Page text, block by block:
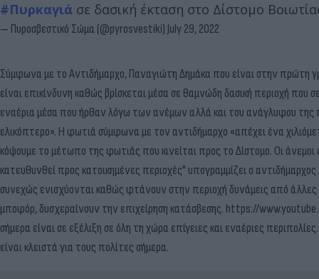
#Πυρκαγιά σε δασική έκταση στο Δίστομο
— Πυροσβεστικό Σώμα (@pyrosvestiki) July 29, 2022
Σύμφωνα με το Αντιδήμαρχο, Παναγιώτη Δημάκα που είναι στην πρώτη
είναι επικίνδυνη καθώς βρίσκεται μέσα σε θαμνώδη δασική περιοχή
εναέρια μέσα που ήρθαν λόγω των ανέμων αλλά και του ανάγλυφου της
ελικόπτερο». Η φωτιά σύμφωνα με τον αντιδήμαρχο «απέχει ένα
κόψουμε το μέτωπο της φωτιάς που κινείται προς το Δίστομο. Οι
κατευθυνθεί προς κατοικημένες περιοχές" υπογραμμίζει ο
συνεχώς ενισχύονται καθώς φτάνουν στην περιοχή δυνάμεις από
μποφόρ, δυσχεραίνουν την επιχείρηση κατάσβεσης. https://
σήμερα είναι σε εξέλιξη σε όλη τη χώρα επίγειες και εναέριες
είναι κλειστά για τους πολίτες σήμερα.